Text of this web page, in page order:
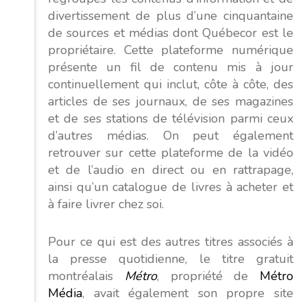
divertissement de plus d’une cinquantaine
de sources et médias dont Québecor est le
propriétaire. Cette plateforme numérique
présente un fil de contenu mis à jour
continuellement qui inclut, côte à côte, des
articles de ses journaux, de ses magazines
et de ses stations de télévision parmi ceux
d’autres médias. On peut également
retrouver sur cette plateforme de la vidéo
et de l’audio en direct ou en rattrapage,
ainsi qu’un catalogue de livres à acheter et
à faire livrer chez soi.
Pour ce qui est des autres titres associés à
la presse quotidienne, le titre gratuit
montréalais Métro, propriété de Métro
Média, avait également son propre site